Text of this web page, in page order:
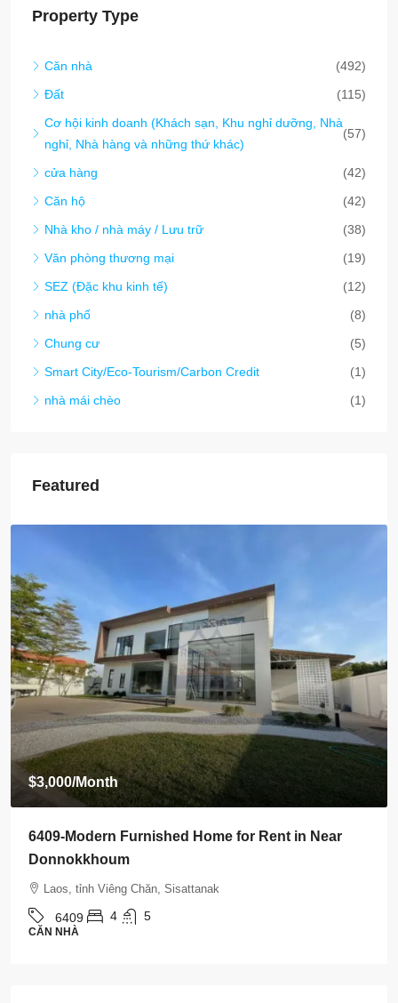
Property Type
Căn nhà
(492)
Đất
(115)
Cơ hội kinh doanh (Khách sạn, Khu nghỉ dưỡng, Nhà
nghỉ, Nhà hàng và những thứ khác)
(57)
cửa hàng
(42)
Căn hộ
(42)
Nhà kho / nhà máy / Lưu trữ
(38)
Văn phòng thương mại
(19)
SEZ (Đặc khu kinh tế)
(12)
nhà phố
(8)
Chung cư
(5)
Smart City/Eco-Tourism/Carbon Credit
(1)
nhà mái chèo
(1)
Featured
$3,000/Month
6409-Modern Furnished Home for Rent in Near
Donnokkhoum
Laos, tỉnh Viêng Chăn, Sisattanak
6409 4 5
CĂN NHÀ